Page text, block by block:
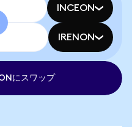
INCEON
IRENON
にスワップ